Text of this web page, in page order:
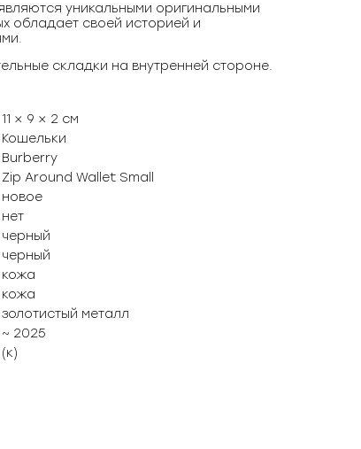
уникальными оригинальными
обладает своей историей и
складки на внутренней стороне.
11 × 9 × 2 см
Кошельки
Burberry
Zip Around Wallet Small
новое
нет
черный
черный
кожа
кожа
золотистый металл
~ 2025
(к)